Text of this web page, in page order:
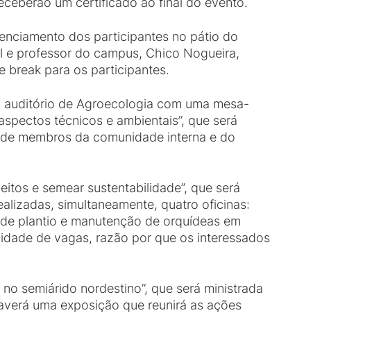
dos participantes no pátio do
professor do campus, Chico Nogueira,
break para os participantes.
de Agroecologia com uma mesa-
técnicos e ambientais”, que será
membros da comunidade interna e do
e semear sustentabilidade”, que será
simultaneamente, quatro oficinas:
plantio e manutenção de orquídeas em
de vagas, razão por que os interessados
semiárido nordestino”, que será ministrada
uma exposição que reunirá as ações